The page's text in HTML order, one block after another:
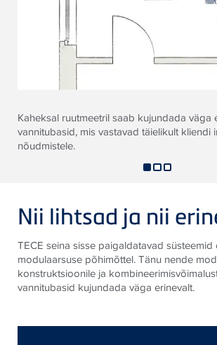
Kaheksal ruutmeetril saab kujundada väga
vannitubasid, mis vastavad täielikult kliendi
nõudmistele.
Nii lihtsad ja nii
TECE seina sisse paigaldatavad süsteemid
modulaarsuse põhimõttel. Tänu nende
konstruktsioonile ja
vannitubasid kujundada väga erinevalt.